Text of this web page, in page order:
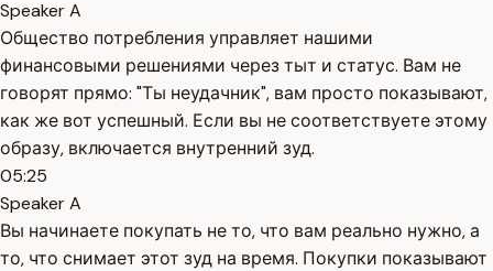
Speaker A
Общество потребления управляет нашими
финансовыми решениями через тыт и статус. Вам не
говорят прямо: "Ты неудачник", вам просто показывают,
как же вот успешный. Если вы не соответствуете этому
образу, включается внутренний зуд.
05:25
Speaker A
Вы начинаете покупать не то, что вам реально нужно, а
то, что снимает этот зуд на время. Покупки показывают